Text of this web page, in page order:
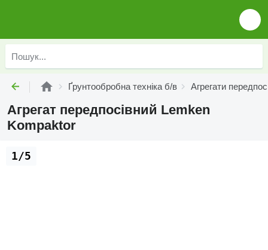
Ґрунтообробна техніка б/в Агрегати
Агрегат передпосівний Lemken
Kompaktor
1/5